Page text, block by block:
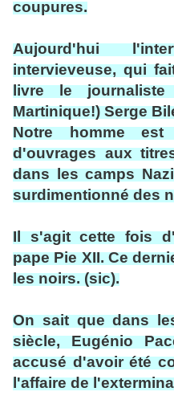
coupures.
Aujourd'hui
intervieveuse, qui
livre le
Martinique!) Serge
Notre homme
d'ouvrages aux
dans les camps
surdimentionné des
Il s'agit cette fois
pape Pie XII. Ce
les noirs. (sic).
On sait que dans
siècle, Eugénio
accusé d'avoir été
l'affaire de